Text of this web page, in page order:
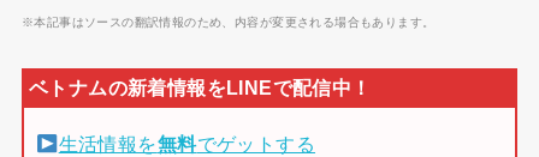
※本記事はソースの翻訳情報のため、内容が変更される場合もあります。
生活情報を無料でゲットする